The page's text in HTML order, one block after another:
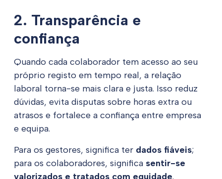
2. Transparência e
confiança
Quando cada colaborador tem acesso ao seu
próprio registo em tempo real, a relação
laboral torna-se mais clara e justa. Isso reduz
dúvidas, evita disputas sobre horas extra ou
atrasos e fortalece a confiança entre empresa
e equipa.
Para os gestores, significa ter dados fiáveis;
para os colaboradores, significa sentir-se
valorizados e tratados com equidade.